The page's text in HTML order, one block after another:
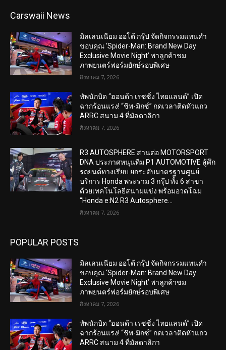
Carswaii News
มิลเลนเนียม ออโต้ กรุ๊ป จัดกิจกรรมแทนคำ
ขอบคุณ ‘Spider-Man: Brand New Day
Exclusive Movie Night’ พาลูกค้าชม
ภาพยนตร์ฟอร์มยักษ์รอบพิเศษ
สิงหาคม 7, 2026
ทัพนักบิด “ฮอนด้า เรซซิ่ง ไทยแลนด์” เปิด
ฉากร้อนแรง! “ชิพ-มิกซ์” กดเวลาติดหัวแถว
ARRC สนาม 4 ที่มัลดาลิกา
สิงหาคม 7, 2026
R3 AUTOSPHERE สานต่อ MOTORSPORT
DNA ประกาศหนุนทีม P1 AUTOMOTIVE สู้ศึก
รถยนต์ทางเรียบ ยกระดับมาตรฐานศูนย์
บริการ Honda พระราม 3 กรุ๊ป ทั้ง 6 สาขา
ด้วยเทคโนโลยีสนามแข่ง พร้อมอวดโฉม
“Honda e:N2 R3 Autosphere...
สิงหาคม 7, 2026
POPULAR POSTS
มิลเลนเนียม ออโต้ กรุ๊ป จัดกิจกรรมแทนคำ
ขอบคุณ ‘Spider-Man: Brand New Day
Exclusive Movie Night’ พาลูกค้าชม
ภาพยนตร์ฟอร์มยักษ์รอบพิเศษ
สิงหาคม 7, 2026
ทัพนักบิด “ฮอนด้า เรซซิ่ง ไทยแลนด์” เปิด
ฉากร้อนแรง! “ชิพ-มิกซ์” กดเวลาติดหัวแถว
ARRC สนาม 4 ที่มัลดาลิกา